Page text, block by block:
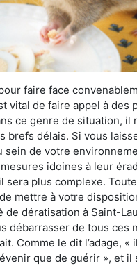
faire face
vital de faire appel à des
ce genre de situation, il
brefs délais. Si vous
sein de votre
idoines à leur
sera plus complexe.
mettre à votre
de dératisation à Saint-
débarrasser de tous ces
Comme le dit l’adage, «
que de guérir », et il